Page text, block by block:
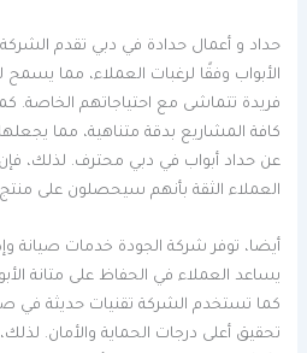
حداد و أعمال حدادة في دبي تقدم
الأبواب وفقًا لرغبات العملاء، مما
فريدة تتماشى مع احتياجاتهم الخاصة.
كافة المشاريع بدقة متناهية، مما
عن حداد أبواب في دبي محترف. لذلك،
العملاء الثقة بأنهم سيحصلون على
أيضا، توفر شركة الجودة خدمات صيانة
يساعد العملاء في الحفاظ على متانة
كما تستخدم الشركة تقنيات حديثة في
تحقيق أعلى درجات الحماية والأمان.